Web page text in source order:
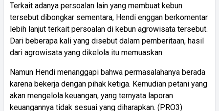
Terkait adanya persoalan lain yang membuat kebun
tersebut dibongkar sementara, Hendi enggan berkomentar
lebih lanjut terkait persoalan di kebun agrowisata tersebut.
Dari beberapa kali yang disebut dalam pemberitaan, hasil
dari agrowisata yang dikelola itu memuaskan.
Namun Hendi menanggapi bahwa permasalahanya berada
karena bekerja dengan pihak ketiga. Kemudian petani yang
akan mengelola keuangan, yang ternyata laporan
keuangannya tidak sesuai yang diharapkan. (PRO3)